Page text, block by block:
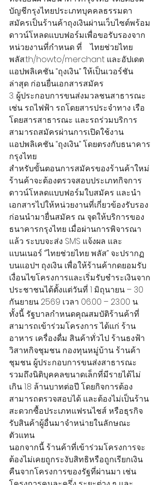
บัญชีกรุงไทยประเภทบุคคลธรรมดา
สมัครเป็นร้านค้าถุงเงินผ่านเว็บไซต์พร้อม
ดาวน์โหลดแบบฟอร์มเพื่อขอรับรองจาก
หน่วยงานที่กำหนด ที่    ไทยช่วยไทย
พลัส.th/howto/merchant และอัปเดต
แอปพลิเคชัน “ถุงเงิน” ให้เป็นเวอร์ชัน
ล่าสุด ก่อนยื่นเอกสารสมัคร
3. ผู้ประกอบการขนส่งมวลชนสาธารณะ
เช่น รถไฟฟ้า รถโดยสารประจำทาง เรือ
โดยสารสาธารณะ และรถร่วมบริการ
สามารถสมัครผ่านการเปิดใช้งาน
แอปพลิเคชัน “ถุงเงิน” โดยตรงกับธนาคาร
กรุงไทย
สำหรับขั้นตอนการสมัครของร้านค้าใหม่
ร้านค้าจะต้องตรวจสอบประเภทกิจการ
ดาวน์โหลดแบบฟอร์มใบสมัคร และนำ
เอกสารไปให้หน่วยงานที่เกี่ยวข้องรับรอง
ก่อนนำมายื่นสมัคร ณ จุดให้บริการของ
ธนาคารกรุงไทย เมื่อผ่านการพิจารณา
แล้ว ระบบจะส่ง SMS แจ้งผล และ
แบนเนอร์ “ไทยช่วยไทย พลัส” จะปรากฏ
บนแอปฯ ถุงเงิน เพื่อให้ร้านค้ากดยอมรับ
เงื่อนไขโครงการและเริ่มรับชำระเงินจาก
ประชาชนได้ตั้งแต่วันที่ 1 มิถุนายน – 30
กันยายน 2569 เวลา 06.00 – 23.00 น.
ทั้งนี้ รัฐบาลกำหนดคุณสมบัติร้านค้าที่
สามารถเข้าร่วมโครงการ ได้แก่ ร้าน
อาหาร เครื่องดื่ม สินค้าทั่วไป ร้านธงฟ้า
วิสาหกิจชุมชน กองทุนหมู่บ้าน ร้านค้า
ชุมชน ผู้ประกอบการขนส่งสาธารณะ
รวมถึงนิติบุคคลขนาดเล็กที่มีรายได้ไม่
เกิน 1.8 ล้านบาทต่อปี โดยกิจการต้อง
สามารถตรวจสอบได้ และต้องไม่เป็นร้าน
สะดวกซื้อประเภทแฟรนไชส์ หรือธุรกิจ
รับสินค้าผู้อื่นมาจำหน่ายในลักษณะ
ตัวแทน
นอกจากนี้ ร้านค้าที่เข้าร่วมโครงการจะ
ต้องไม่เคยถูกระงับสิทธิหรือถูกเรียกเงิน
คืนจากโครงการของรัฐที่ผ่านมา เช่น